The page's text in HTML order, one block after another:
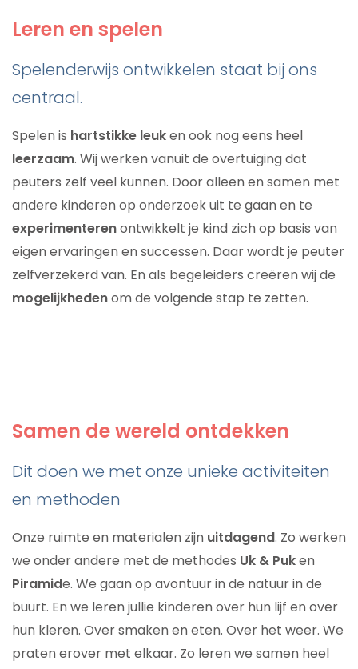
Leren en spelen
Spelenderwijs ontwikkelen staat bij ons
centraal.
Spelen is hartstikke leuken ook nog eens heel
leerzaam. Wij werken vanuit de overtuiging dat
peuters zelf veel kunnen. Door alleen en samen met
andere kinderen op onderzoek uit te gaan en te
experimenterenontwikkelt je kind zich op basis van
eigen ervaringen en successen. Daar wordt je peuter
zelfverzekerd van. En als begeleiders creëren wij de
mogelijkhedenom de volgende stap te zetten.
Samen de wereld ontdekken
Dit doen we met onze unieke activiteiten
en methoden
Onze ruimte en materialen zijn uitdagend. Zo werken
we onder andere met de methodes Uk & Puken
Piramide. We gaan op avontuur in de natuur in de
buurt. En we leren jullie kinderen over hun lijf en over
hun kleren. Over smaken en eten. Over het weer. We
praten erover met elkaar. Zo leren we samen heel